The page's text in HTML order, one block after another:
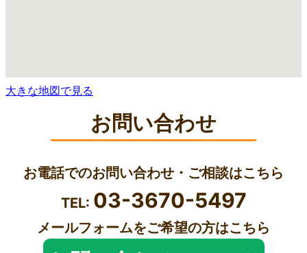
大きな地図で見る
お問い合わせ
お電話でのお問い合わせ・ご相談はこちら
TEL: 03-3670-5497
メールフォームをご希望の方はこちら